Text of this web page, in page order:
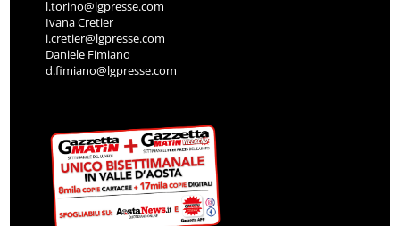
l.torino@lgpresse.com
Ivana Cretier
i.cretier@lgpresse.com
Daniele Fimiano
d.fimiano@lgpresse.com